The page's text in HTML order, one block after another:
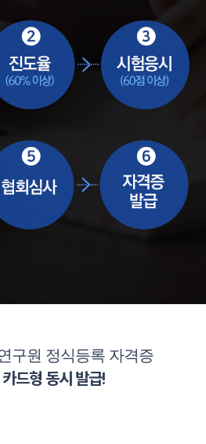
구원 정식등록 자격증
드형 동시 발급!